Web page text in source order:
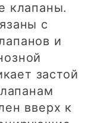
клапаны.
с
и
застой
вверх к